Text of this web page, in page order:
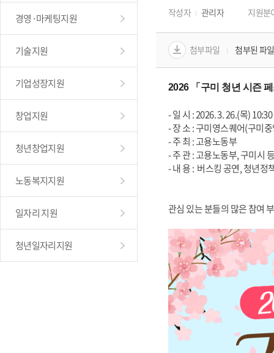
경영·마케팅지원
기술지원
기업성장지원
창업지원
청년창업지원
노동복지지원
일자리 지원
청년일자리지원
작성자 관리자 지원분
첨부파일 첨부된 파
2026 「구미 청년 시즌
- 일 시 : 2026. 3. 26.(목)
- 장 소 : 구미영스퀘어(구미
- 주 최 : 고용노동부
- 주 관 : 고용노동부, 구미시
- 내 용 :  버스킹 공연, 청년정
관심 있는 분들의 많은 참여